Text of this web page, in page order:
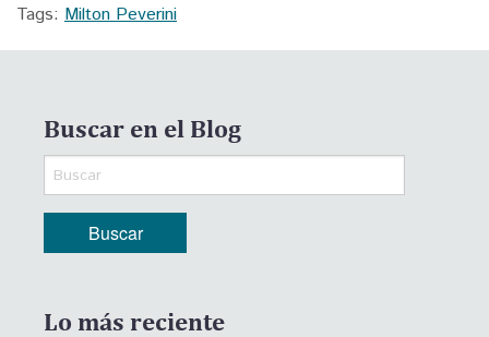
Tags: Milton Peverini
Buscar en el Blog
Lo más reciente